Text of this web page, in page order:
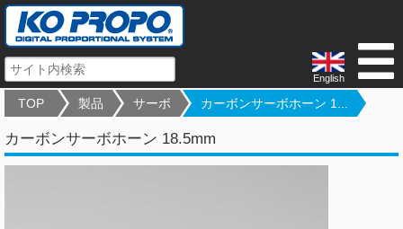
English
TOP 製品 サーボ カーボンサーボホーン 1...
カーボンサーボホーン 18.5mm